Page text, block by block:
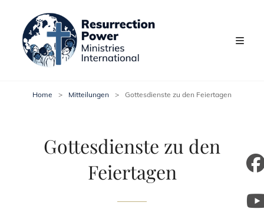
Home > Mitteilungen > Gottesdienste zu den Feiertagen
Gottesdienste zu den
Feiertagen